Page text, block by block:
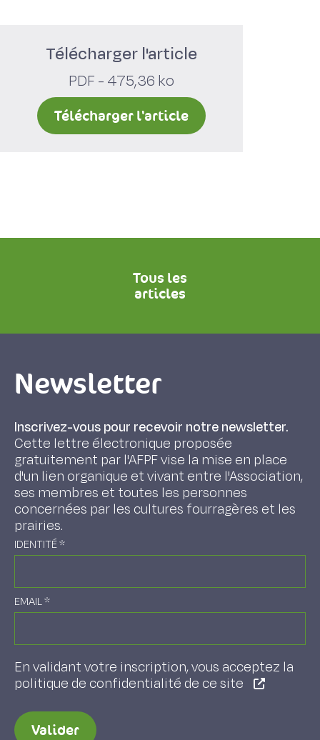
Télécharger l'article
PDF - 475,36 ko
Télécharger l'article
Tous les
articles
Newsletter
Inscrivez-vous pour recevoir notre newsletter.
Cette lettre électronique proposée
gratuitement par l'AFPF vise la mise en place
d'un lien organique et vivant entre l'Association,
ses membres et toutes les personnes
concernées par les cultures fourragères et les
prairies.
IDENTITÉ*
EMAIL*
En validant votre inscription, vous acceptez la
politique de confidentialité de ce site
Valider